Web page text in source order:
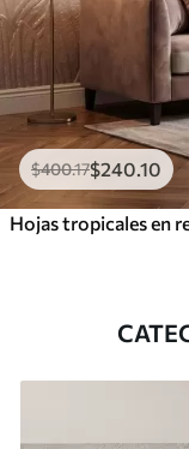
$400.17$240.10